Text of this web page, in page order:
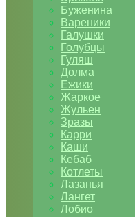
Буженина
Вареники
Галушки
Голубцы
Гуляш
Долма
Ежики
Жаркое
Жульен
Зразы
Карри
Каши
Кебаб
Котлеты
Лазанья
Лангет
Лобио